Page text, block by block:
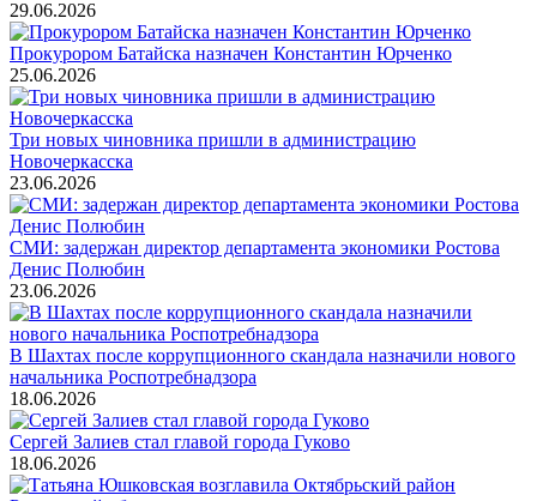
29.06.2026
Прокурором Батайска назначен Константин Юрченко
25.06.2026
Три новых чиновника пришли в администрацию
Новочеркасска
23.06.2026
СМИ: задержан директор департамента экономики Ростова
Денис Полюбин
23.06.2026
В Шахтах после коррупционного скандала назначили нового
начальника Роспотребнадзора
18.06.2026
Сергей Залиев стал главой города Гуково
18.06.2026